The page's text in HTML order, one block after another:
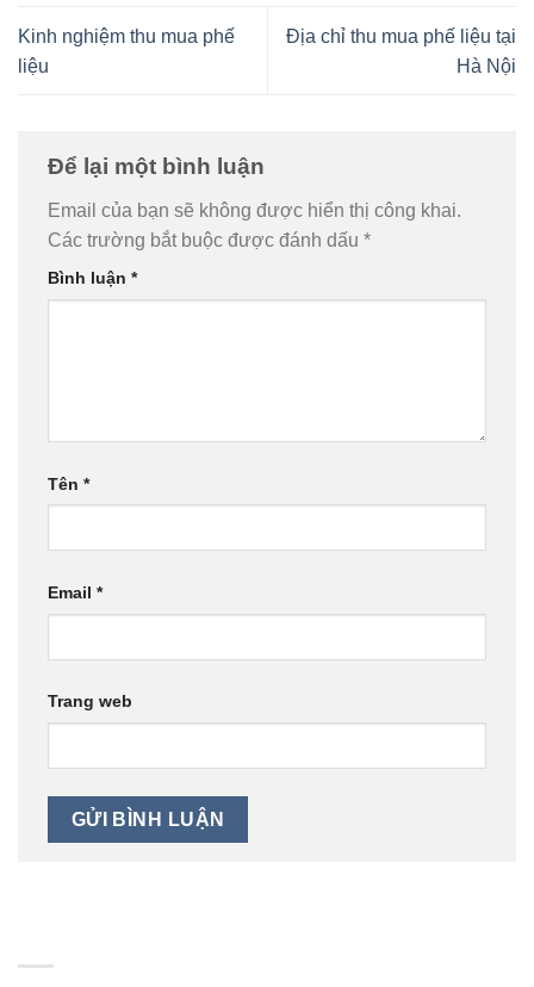
Kinh nghiệm thu mua phế
liệu
Địa chỉ thu mua phế liệu tại
Hà Nội
Để lại một bình luận
Email của bạn sẽ không được hiển thị công khai.
Các trường bắt buộc được đánh dấu *
Bình luận *
Tên *
Email *
Trang web